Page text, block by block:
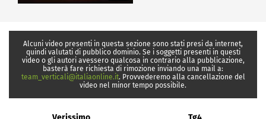
Alcuni video presenti in questa sezione sono stati presi da internet,
quindi valutati di pubblico dominio. Se i soggetti presenti in questi
video o gli autori avessero qualcosa in contrario alla pubblicazione,
basterà fare richiesta di rimozione inviando una mail a:
team_verticali@italiaonline.it. Provvederemo alla cancellazione del
video nel minor tempo possibile.